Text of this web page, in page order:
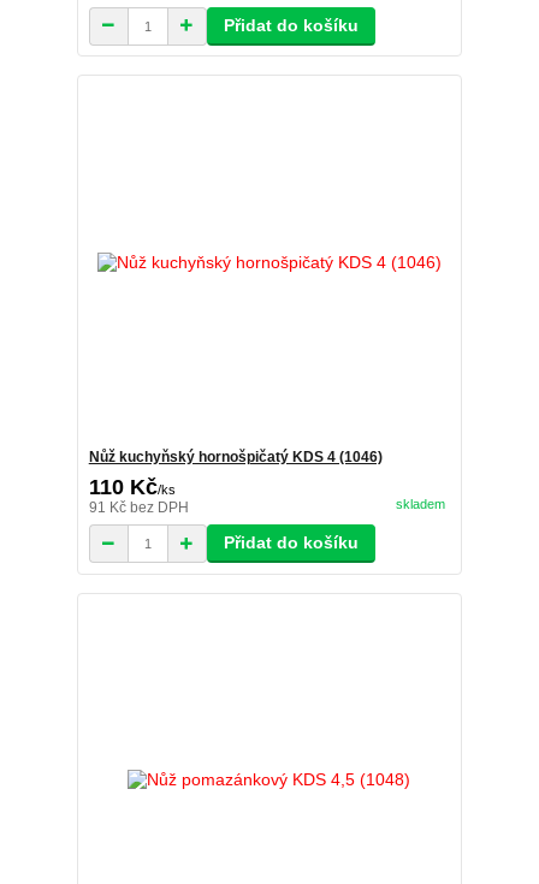
Přidat do košíku
Nůž kuchyňský hornošpičatý KDS 4 (1046)
110 Kč/ks
91 Kč bez DPH skladem
Přidat do košíku